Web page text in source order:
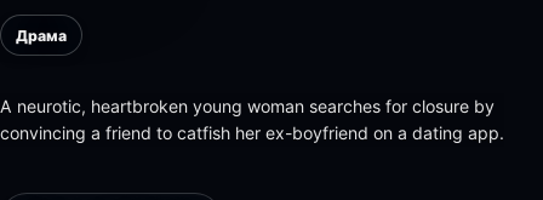
Драма
A neurotic, heartbroken young woman searches for closure by
convincing a friend to catfish her ex-boyfriend on a dating app.